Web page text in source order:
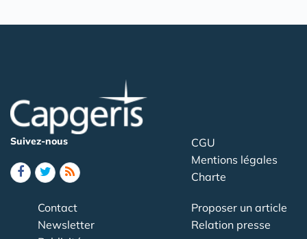
Suivez-nous
CGU
Mentions légales
Charte
Contact
Newsletter
Proposer un article
Relation presse